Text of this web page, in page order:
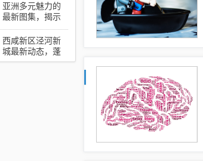
亚洲多元魅力的
最新图集，揭示
多彩篇章的壮丽
展现
西咸新区泾河新
城最新动态，蓬
勃发展中的新城